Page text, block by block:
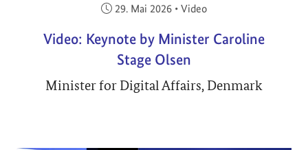
Veröffentlicht am:
29. Mai 2026 • Video
Video: Keynote by Minister Caroline
Stage Olsen
Minister for Digital Affairs, Denmark